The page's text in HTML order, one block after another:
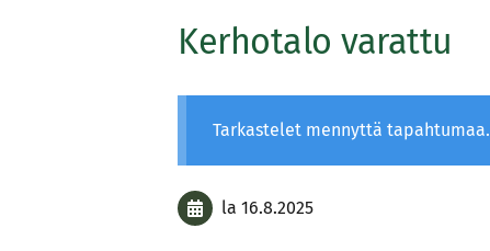
Kerhotalo varattu
Tarkastelet mennyttä tapahtumaa.
la 16.8.2025